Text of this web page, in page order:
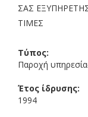
ΣΑΣ
ΤΙΜΕΣ
Τύπος:
Παροχή
Έτος ίδρυσης:
1994